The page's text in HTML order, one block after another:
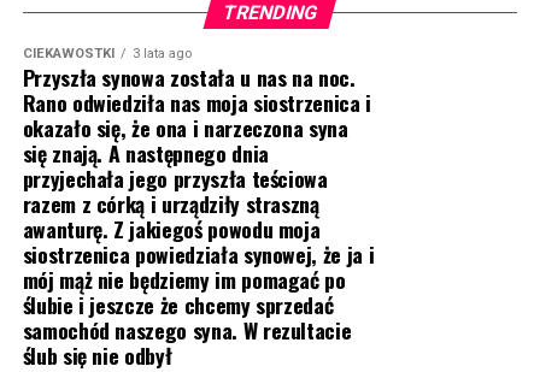
TRENDING
CIEKAWOSTKI 3 lata ago
Przyszła synowa została u nas na noc.
Rano odwiedziła nas moja siostrzenica i
okazało się, że ona i narzeczona syna
się znają. A następnego dnia
przyjechała jego przyszła teściowa
razem z córką i urządziły straszną
awanturę. Z jakiegoś powodu moja
siostrzenica powiedziała synowej, że ja i
mój mąż nie będziemy im pomagać po
ślubie i jeszcze że chcemy sprzedać
samochód naszego syna. W rezultacie
ślub się nie odbył